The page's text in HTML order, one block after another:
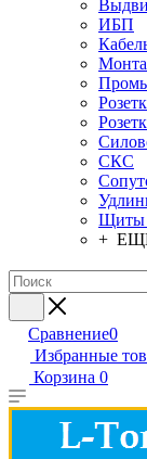
ИБП
СКС
Щиты
+
Сравнение0
Избранные
Корзина 0